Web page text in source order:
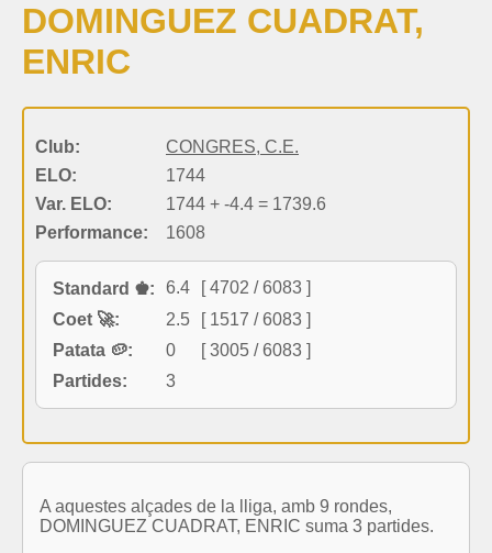
DOMINGUEZ CUADRAT,
ENRIC
Club:
CONGRES, C.E.
ELO:
1744
Var. ELO:
1744 + -4.4 = 1739.6
Performance:
1608
Standard ♚: 6.4
[ 4702 / 6083 ]
Coet 🚀:
2.5
[ 1517 / 6083 ]
Patata 🥔:
0
[ 3005 / 6083 ]
Partides:
3
A aquestes alçades de la lliga, amb 9 rondes,
DOMINGUEZ CUADRAT, ENRIC suma 3 partides.